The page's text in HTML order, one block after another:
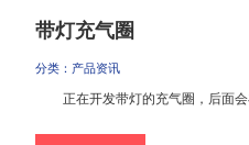
带灯充气圈
分类：产品资讯
正在开发带灯的充气圈，后面